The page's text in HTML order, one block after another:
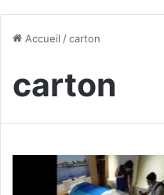
Accueil /carton
carton